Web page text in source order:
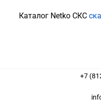
Каталог Netko СКС
+7